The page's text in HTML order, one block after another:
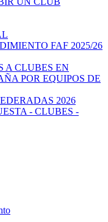
FAF 2025/26
A CLUBES EN
POR EQUIPOS DE
2026
- CLUBES -